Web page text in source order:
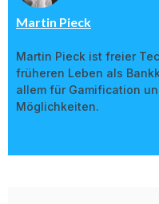
Martin Pieck
Martin Pieck ist freier
früheren Leben als
allem für Gamification
Möglichkeiten.